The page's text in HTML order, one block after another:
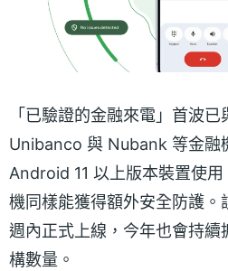
「已驗證的金融來電」首波
Unibanco 與 Nubank 等金融
Android 11 以上版本裝置使
機同樣能獲得額外安全防護。
週內正式上線，今年也會持續
構數量。